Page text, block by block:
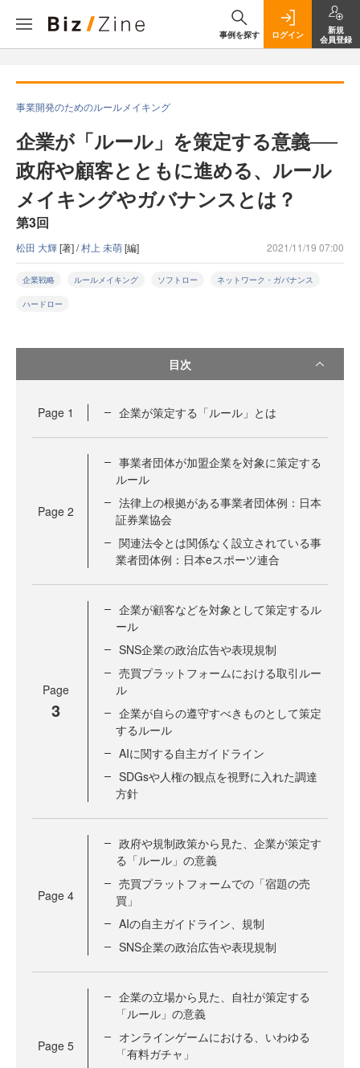
事例を探す ログイン
新規
会員登録
事業開発のためのルールメイキング
企業が「ルール」を策定する意義──
政府や顧客とともに進める、ルール
メイキングやガバナンスとは？
第3回
松田 大輝[著] /村上 未萌[編] 2021/11/19 07:00
企業戦略 ルールメイキング ソフトロー ネットワーク・ガバナンス
ハードロー
目次
Page 1 企業が策定する「ルール」とは
Page 2
事業者団体が加盟企業を対象に策定する
ルール
法律上の根拠がある事業者団体例：日本
証券業協会
関連法令とは関係なく設立されている事
業者団体例：日本eスポーツ連合
Page
3
企業が顧客などを対象として策定するル
ール
SNS企業の政治広告や表現規制
売買プラットフォームにおける取引ルー
ル
企業が自らの遵守すべきものとして策定
するルール
AIに関する自主ガイドライン
SDGsや人権の観点を視野に入れた調達
方針
Page 4
政府や規制政策から見た、企業が策定す
る「ルール」の意義
売買プラットフォームでの「宿題の売
買」
AIの自主ガイドライン、規制
SNS企業の政治広告や表現規制
Page 5
企業の立場から見た、自社が策定する
「ルール」の意義
オンラインゲームにおける、いわゆる
「有料ガチャ」